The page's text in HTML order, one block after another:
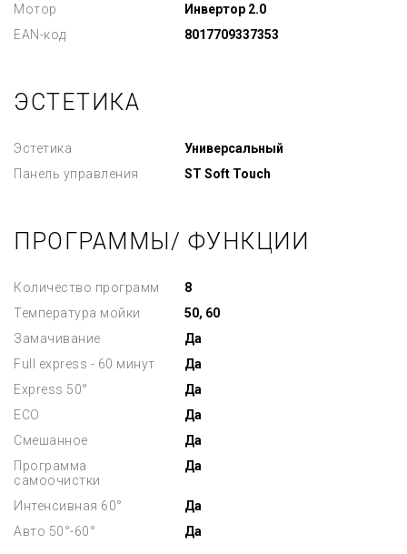
Мотор
Инвертор 2.0
EAN-код
8017709337353
ЭСТЕТИКА
Эстетика
Универсальный
Панель управления
ST Soft Touch
ПРОГРАММЫ/ ФУНКЦИИ
Количество программ
8
Температура мойки
50, 60
Замачивание
Да
Full express - 60 минут
Да
Express 50°
Да
ECO
Да
Смешанное
Да
Программа
самоочистки
Да
Интенсивная 60°
Да
Авто 50°-60°
Да